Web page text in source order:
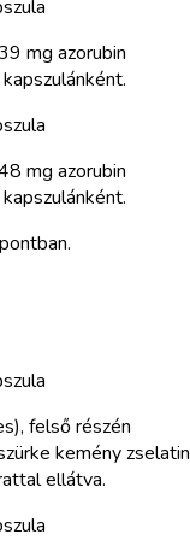
mg azorubin
mg azorubin
felső részén
kemény zselatin
ellátva.